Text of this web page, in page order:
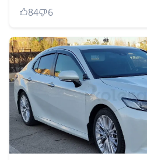
даусы анық шығады. Зор
десең ойланба, басқасын
неміс көрсем бе деп жүрмін!
ұзақ жол болсын, уайымсыз
сол бұның айыбы. Бордюрлар
құшақтайды. Ер қанаты — ат
бәрібірде сені көрсетіп
Жолың болсын, бауырым
84 6